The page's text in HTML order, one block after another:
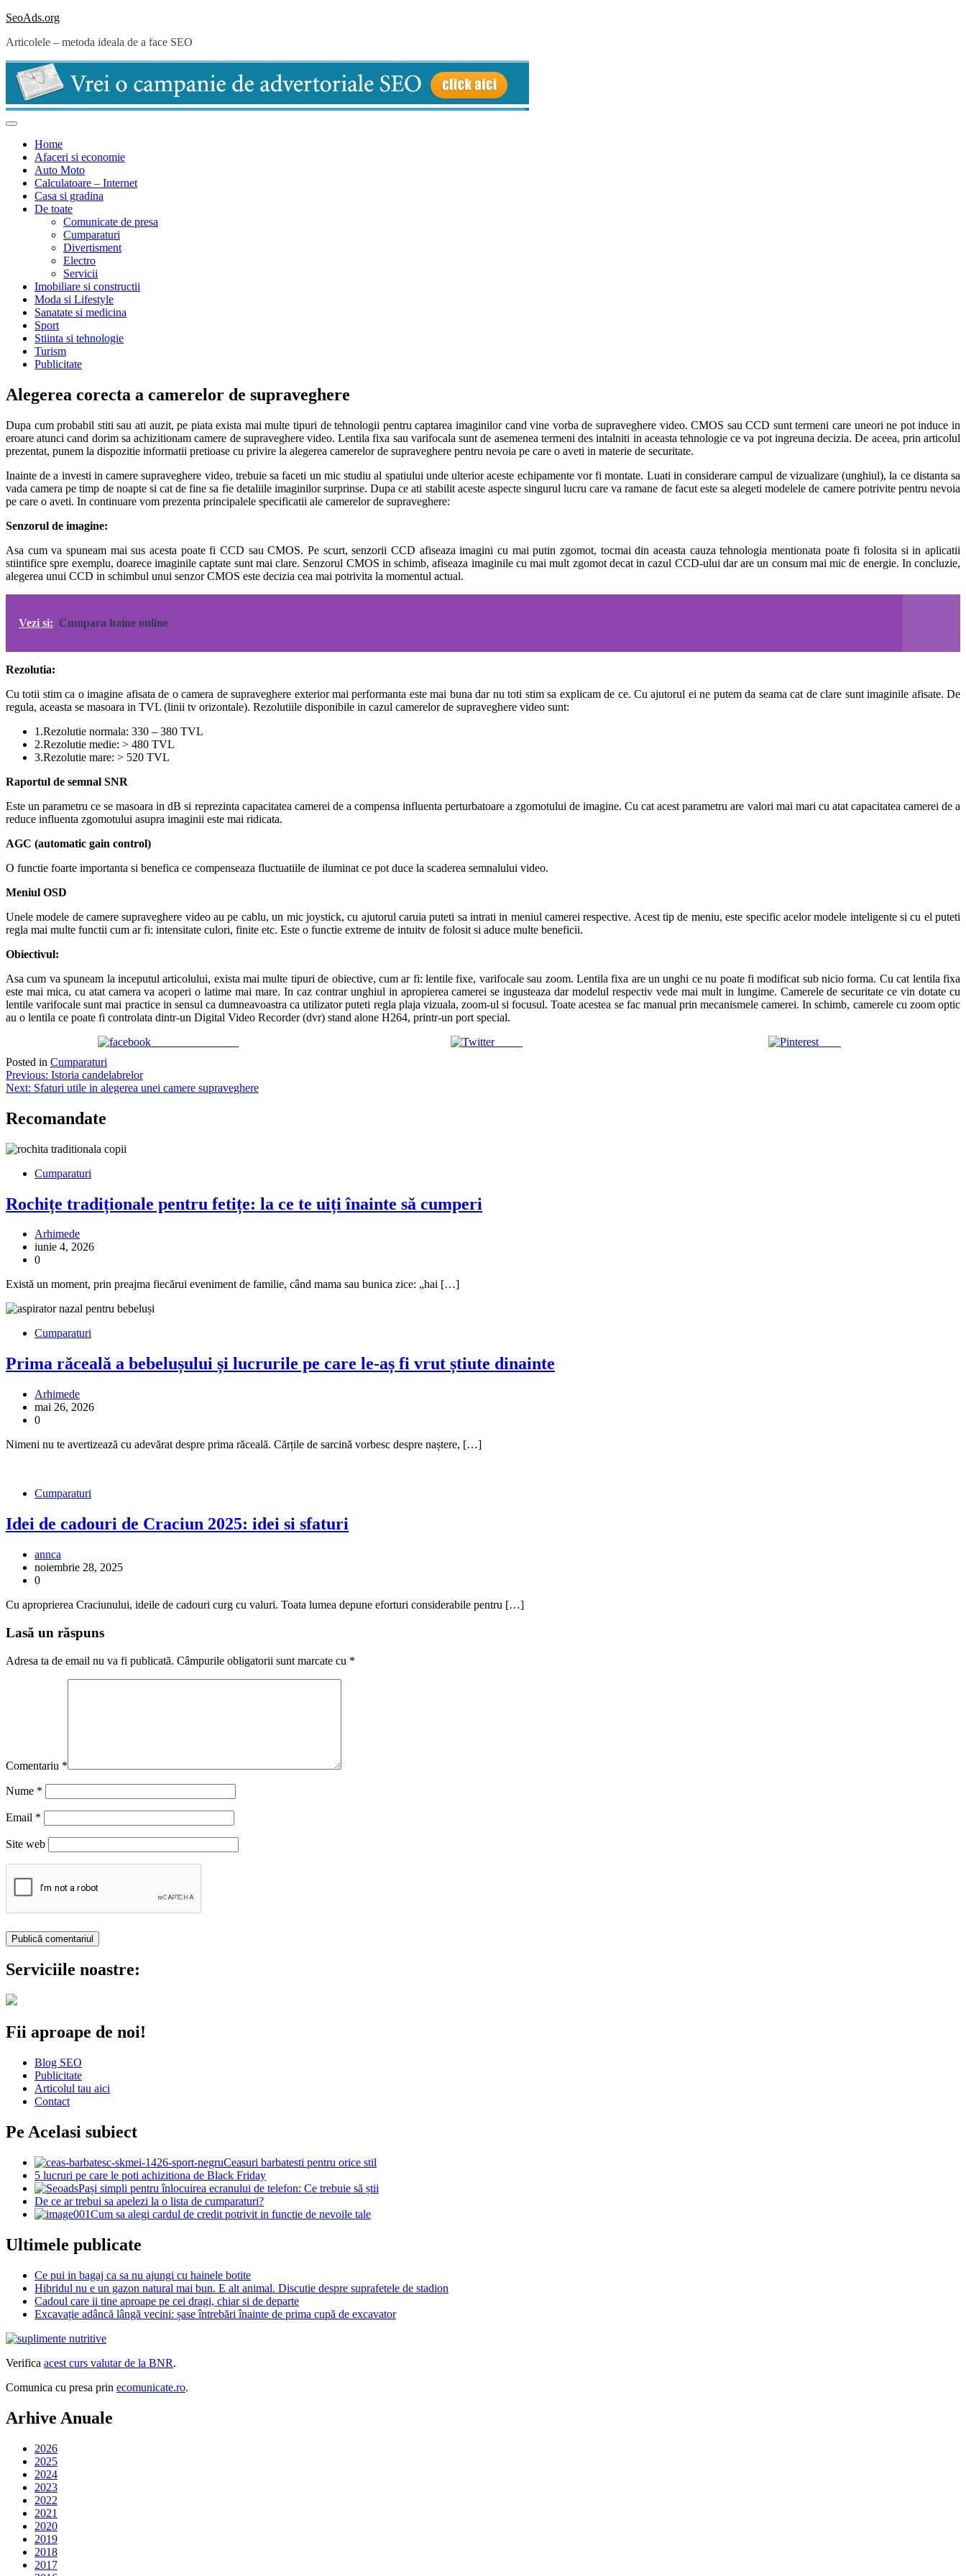
Skip
content
SeoAds.org
Articolele – metoda ideala de a face SEO
Home
Afaceri si economie
Auto Moto
Calculatoare – Internet
Casa si gradina
De toate
Comunicate de presa
Cumparaturi
Divertisment
Electro
Servicii
Imobiliare si constructii
Moda si Lifestyle
Sanatate si medicina
Sport
Stiinta si tehnologie
Turism
Publicitate
Alegerea corecta a camerelor de supraveghere
Dupa cum probabil stiti sau ati auzit, pe piata exista mai multe tipuri de tehnologii pentru captarea imaginilor cand vine vorba de supraveghere video. CMOS sau CCD sunt termeni care uneori ne pot induce in
eroare atunci cand dorim sa achizitionam camere de supraveghere video.Lentila fixa sau varifocala sunt de asemenea termeni des intalniti in aceasta tehnologie ce va pot ingreuna decizia. De aceea, prin articolul
prezentat, punem la dispozitie informatii pretioase cu privire la alegerea camerelor de supraveghere pentru nevoia pe care o aveti in materie de securitate.
Inainte de a investi in camere supraveghere video, trebuie sa faceti un mic studiu al spatiului unde ulterior aceste echipamente vor fi montate. Luati in considerare campul de vizualizare (unghiul), la ce distanta sa
vada camera pe timp de noapte si cat de fine sa fie detaliile imaginilor surprinse. Dupa ce ati stabilit aceste aspecte singurul lucru care va ramane de facut este sa alegeti modelele de camere potrivite pentru nevoia
pe care o aveti. In continuare vom prezenta principalele specificatii ale camerelor de supraveghere:
Senzorul de imagine:
Asa cum va spuneam mai sus acesta poate fi CCD sau CMOS. Pe scurt, senzorii CCD afiseaza imagini cu mai putin zgomot, tocmai din aceasta cauza tehnologia mentionata poate fi folosita si in aplicatii
stiintifice spre exemplu, doarece imaginile captate sunt mai clare. Senzorul CMOS in schimb, afiseaza imaginile cu mai mult zgomot decat in cazul CCD-ului dar are un consum mai mic de energie. In concluzie,
alegerea unui CCD in schimbul unui senzor CMOS este decizia cea mai potrivita la momentul actual.
Vezi si: Cumpara haine online
Rezolutia:
Cu totii stim ca o imagine afisata de o camera de supraveghere exterior mai performanta este mai buna dar nu toti stim sa explicam de ce. Cu ajutorul ei ne putem da seama cat de clare sunt imaginile afisate. De
regula, aceasta se masoara in TVL (linii tv orizontale). Rezolutiile disponibile in cazul camerelor de supraveghere video sunt:
1.Rezolutie normala: 330 – 380 TVL
2.Rezolutie medie: > 480 TVL
3.Rezolutie mare: > 520 TVL
Raportul de semnal SNR
Este un parametru ce se masoara in dB si reprezinta capacitatea camerei de a compensa influenta perturbatoare a zgomotului de imagine. Cu cat acest parametru are valori mai mari cu atat capacitatea camerei de a
reduce influenta zgomotului asupra imaginii este mai ridicata.
AGC (automatic gain control)
O functie foarte importanta si benefica ce compenseaza fluctuatiile de iluminat ce pot duce la scaderea semnalului video.
Meniul OSD
Unele modele de camere supraveghere video au pe cablu, un mic joystick, cu ajutorul caruia puteti sa intrati in meniul camerei respective. Acest tip de meniu, este specific acelor modele inteligente si cu el puteti
regla mai multe functii cum ar fi: intensitate culori, finite etc. Este o functie extreme de intuitv de folosit si aduce multe beneficii.
Obiectivul:
Asa cum va spuneam la inceputul articolului, exista mai multe tipuri de obiective, cum ar fi: lentile fixe, varifocale sau zoom. Lentila fixa are un unghi ce nu poate fi modificat sub nicio forma. Cu cat lentila fixa
este mai mica, cu atat camera va acoperi o latime mai mare. In caz contrar unghiul in apropierea camerei se ingusteaza dar modelul respectiv vede mai mult in lungime. Camerele de securitate ce vin dotate cu
lentile varifocale sunt mai practice in sensul ca dumneavoastra ca utilizator puteti regla plaja vizuala, zoom-ul si focusul. Toate acestea se fac manual prin mecanismele camerei. In schimb, camerele cu zoom optic
au o lentila ce poate fi controlata dintr-un Digital Video Recorder (dvr) stand alone H264, printr-un port special.
Tweet
Posted in Cumparaturi
Navigare
în
articole
Previous: Istoria candelabrelor
Next: Sfaturi utile in alegerea unei camere supraveghere
Recomandate
Cumparaturi
Rochițe tradiționale pentru fetițe: la ce te uiți înainte să cumperi
Arhimede
iunie 4, 2026
0
Există un moment, prin preajma fiecărui eveniment de familie, când mama sau bunica zice: „hai […]
Cumparaturi
Prima răceală a bebelușului și lucrurile pe care le-aș fi vrut știute dinainte
Arhimede
mai 26, 2026
0
Nimeni nu te avertizează cu adevărat despre prima răceală. Cărțile de sarcină vorbesc despre naștere, […]
Cumparaturi
Idei de cadouri de Craciun 2025: idei si sfaturi
annca
noiembrie 28, 2025
0
Cu aproprierea Craciunului, ideile de cadouri curg cu valuri. Toata lumea depune eforturi considerabile pentru […]
Lasă un răspuns
Adresa ta de email nu va fi publicată. Câmpurile obligatorii sunt marcate cu *
Comentariu *
Nume *
Email *
Site web
Serviciile noastre:
Fii aproape de noi!
Blog SEO
Publicitate
Articolul tau aici
Contact
Pe Acelasi subiect
Ceasuri barbatesti pentru orice stil
5 lucruri pe care le poti achizitiona de Black Friday
Pași simpli pentru înlocuirea ecranului de telefon: Ce trebuie să știi
De ce ar trebui sa apelezi la o lista de cumparaturi?
Cum sa alegi cardul de credit potrivit in functie de nevoile tale
Ultimele publicate
Ce pui in bagaj ca sa nu ajungi cu hainele botite
Hibridul nu e un gazon natural mai bun. E alt animal. Discutie despre suprafetele de stadion
Cadoul care ii tine aproape pe cei dragi, chiar si de departe
Excavație adâncă lângă vecini: șase întrebări înainte de prima cupă de excavator
Verifica acest curs valutar de la BNR.
Comunica cu presa prin ecomunicate.ro.
Arhive Anuale
2026
2025
2024
2023
2022
2021
2020
2019
2018
2017